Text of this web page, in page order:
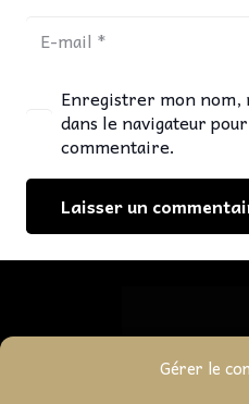
Gérer le
Enregistrer mon nom,
dans le navigateur
commentaire.
Laisser un